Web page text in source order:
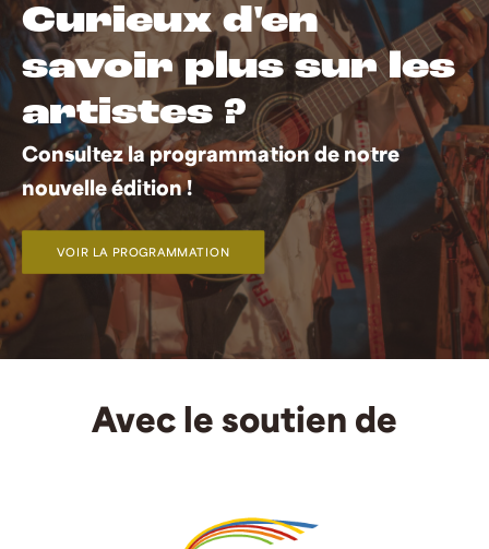
Curieux d'en
savoir plus sur les
artistes ?
Consultez la programmation de notre
nouvelle édition !
VOIR LA PROGRAMMATION
Avec le soutien de